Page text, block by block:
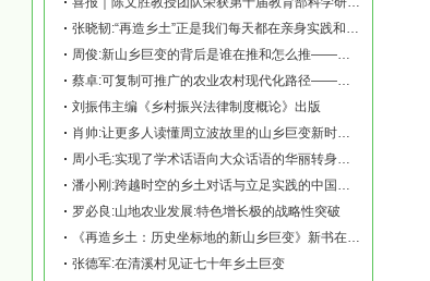
周俊:新山乡巨变的背后是谁在推和怎么推——《再造乡土:历史坐标地的新山乡巨变》新书发
蔡卓:可复制可推广的农业农村现代化路径——《再造乡土:历史坐标地的新山乡巨变》新书发
刘振伟主编《乡村振兴法律制度概论》出版
肖帅:让更多人读懂周立波故里的山乡巨变新时代故事——《再造乡土:历史坐标地的新山乡巨
周小毛:实现了学术话语向大众话语的华丽转身——《再造乡土:历史坐标地的新山乡巨变》新
罗必良:山地农业发展:特色增长极的战略性突破
《再造乡土：历史坐标地的新山乡巨变》新书在赫山清溪村首发
张德军:在清溪村见证七十年乡土巨变